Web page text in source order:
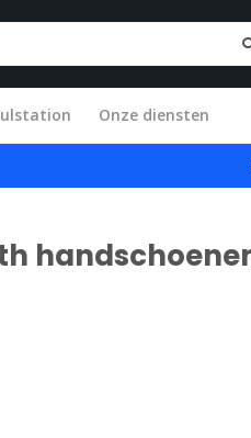
Onze diensten
Snel en vakkundig